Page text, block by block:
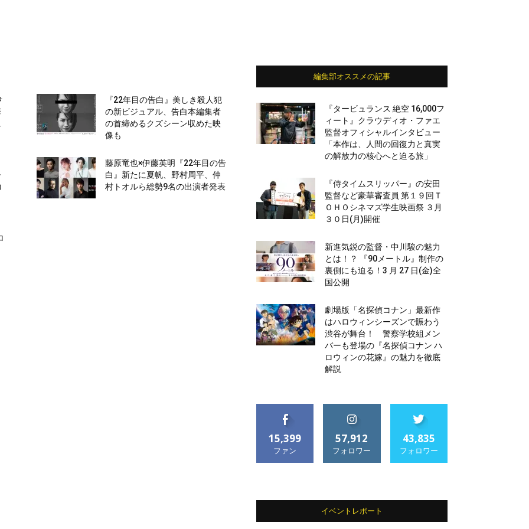
『22年目の告白』美しき殺人犯
の新ビジュアル、告白本編集者
の首締めるクズシーン収めた映
像も
藤原竜也×伊藤英明『22年目の告
白』新たに夏帆、野村周平、仲
村トオルら総勢9名の出演者発表
編集部オススメの記事
『タービュランス 絶空 16,000フ
ィート』クラウディオ・ファエ
監督オフィシャルインタビュー
「本作は、人間の回復力と真実
の解放力の核心へと迫る旅」
『侍タイムスリッパー』の安田
監督など豪華審査員 第１９回Ｔ
ＯＨＯシネマズ学生映画祭 ３月
３０日(月)開催
新進気鋭の監督・中川駿の魅力
とは！？ 『90メートル』制作の
裏側にも迫る！3 月 27 日(金)全
国公開
劇場版「名探偵コナン」最新作
はハロウィンシーズンで賑わう
渋谷が舞台！ 警察学校組メン
バーも登場の『名探偵コナン ハ
ロウィンの花嫁』の魅力を徹底
解説
15,399
ファン
57,912
フォロワー
43,835
フォロワー
イベントレポート